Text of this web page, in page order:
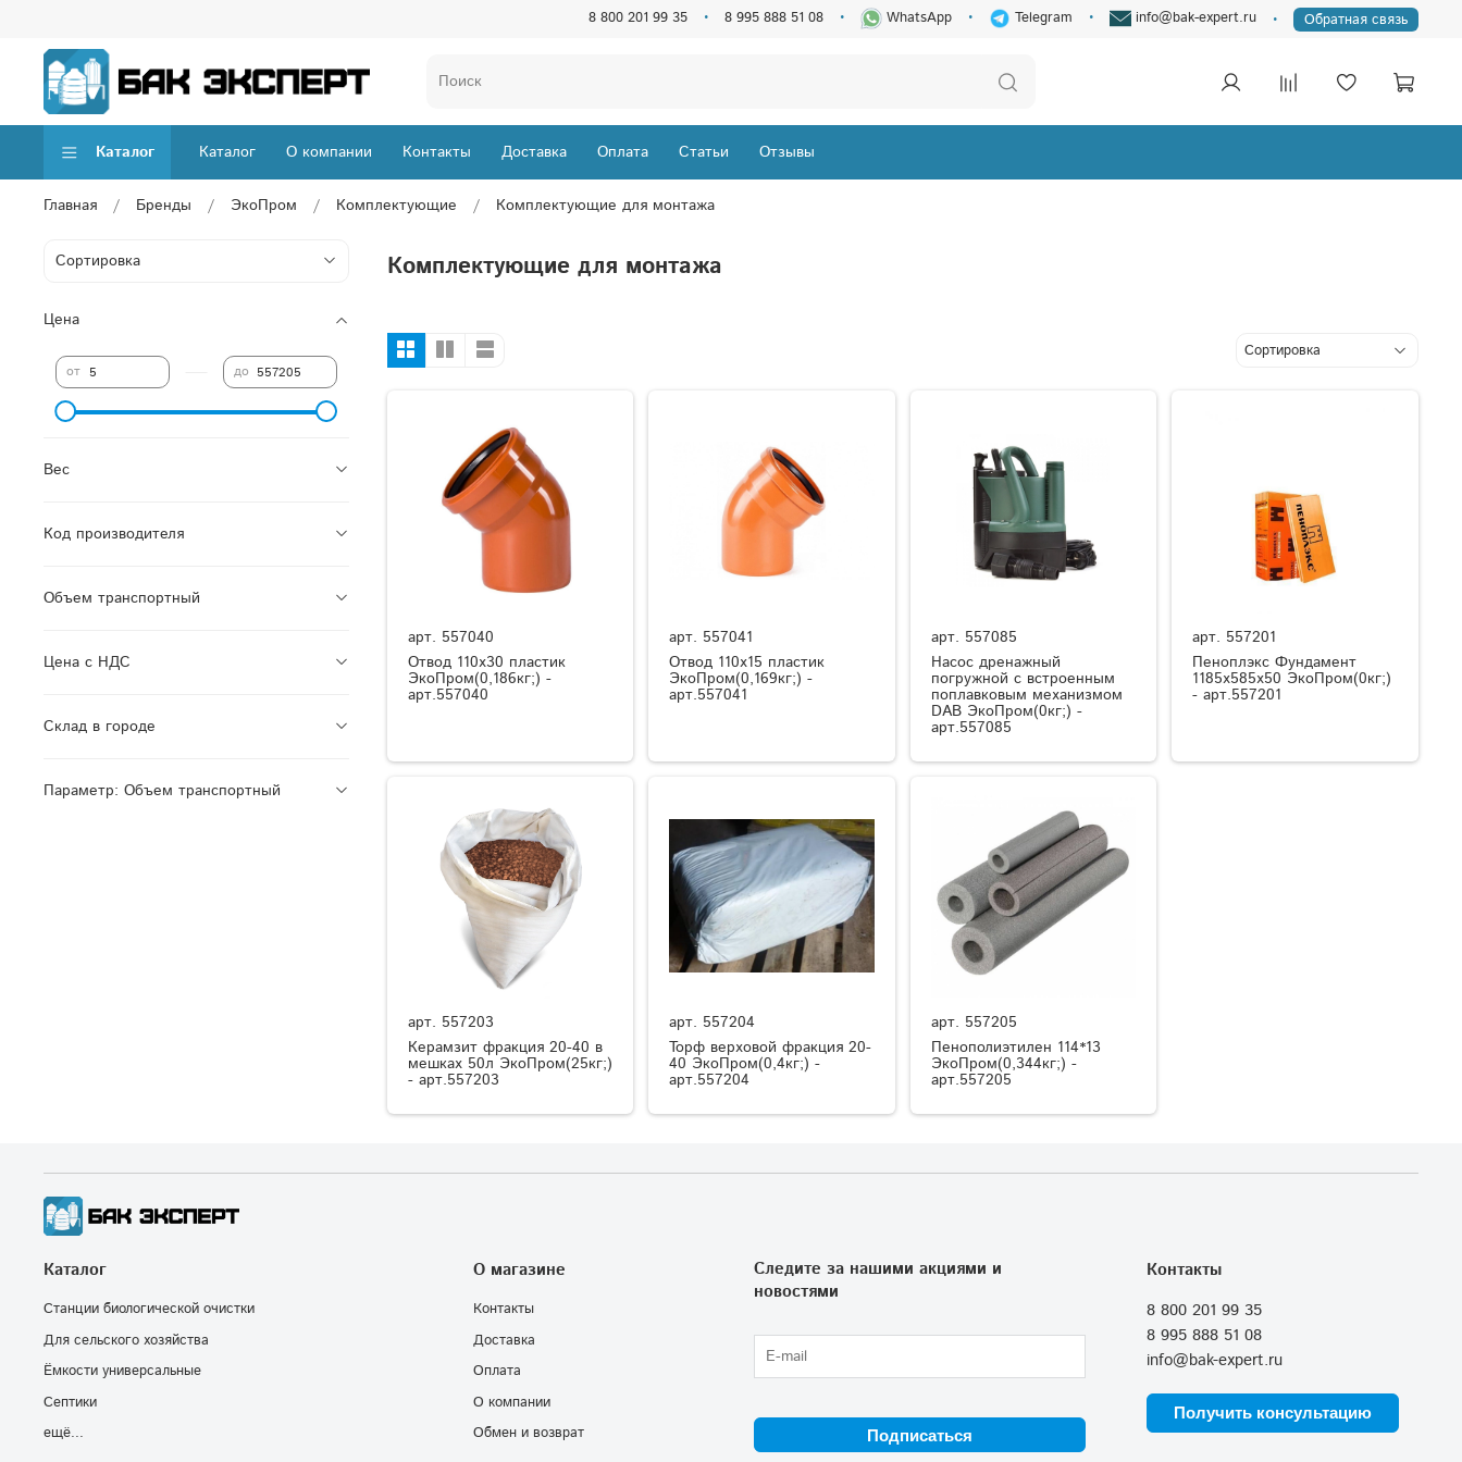
8 800 201 99 35 8 995 888 51 08 WhatsApp Telegram info@bak-expert.ru Обратная связь
Каталог Каталог О компании Контакты Доставка Оплата Статьи Отзывы
Главная Бренды ЭкоПром Комплектующие Комплектующие для монтажа
Комплектующие для монтажа
арт. 557040
Отвод 110х30 пластик
ЭкоПром(0,186кг;) -
арт.557040
арт. 557041
Отвод 110х15 пластик
ЭкоПром(0,169кг;) -
арт.557041
арт. 557085
Насос дренажный
погружной с встроенным
поплавковым механизмом
DAB ЭкоПром(0кг;) -
арт.557085
арт. 557201
Пеноплэкс Фундамент
1185х585х50 ЭкоПром(0кг;)
- арт.557201
арт. 557203
Керамзит фракция 20-40 в
мешках 50л ЭкоПром(25кг;)
- арт.557203
арт. 557204
Торф верховой фракция 20-
40 ЭкоПром(0,4кг;) -
арт.557204
арт. 557205
Пенополиэтилен 114*13
ЭкоПром(0,344кг;) -
арт.557205
Цена
от до
Вес
Код производителя
Объем транспортный
Цена с НДС
Склад в городе
Параметр: Объем транспортный
Каталог
Станции биологической очистки
Для сельского хозяйства
Ёмкости универсальные
Септики
ещё...
О магазине
Контакты
Доставка
Оплата
О компании
Обмен и возврат
Контакты
8 800 201 99 35
8 995 888 51 08
info@bak-expert.ru
Получить консультацию
Следите за нашими акциями и
новостями
Подписаться